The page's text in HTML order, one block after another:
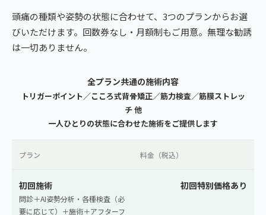
頭痛の種類や姿勢の状態に合わせて、3つのプランからお選
びいただけます。回数券なし・月額制もご用意。無理な勧誘
は一切ありません。
全プラン共通の施術内容
トリガーポイント／こころ式背骨矯正／筋力検査／筋膜ストレッ
チ 他
一人ひとりの状態に合わせた施術をご提供します
プラン 料金（税込）
初回施術
問診＋AI姿勢分析・各種検査（必
要に応じて）＋施術＋アフターフ
初回特別価格あり